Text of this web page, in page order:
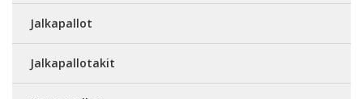
Jalkapallot
Jalkapallotakit